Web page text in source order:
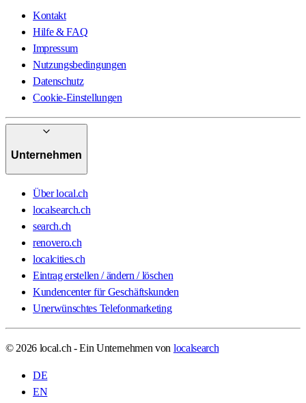
Kontakt
Hilfe & FAQ
Impressum
Nutzungsbedingungen
Datenschutz
Cookie-Einstellungen
Unternehmen
Über local.ch
localsearch.ch
search.ch
renovero.ch
localcities.ch
Eintrag erstellen / ändern / löschen
Kundencenter für Geschäftskunden
Unerwünschtes Telefonmarketing
© 2026 local.ch - Ein Unternehmen von localsearch
DE
EN